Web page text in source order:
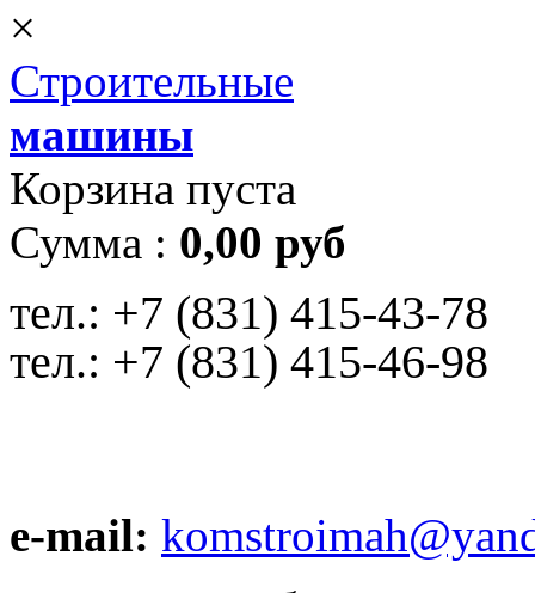
×
Строительные
машины
Корзина пуста
Сумма : 0,00 руб
тел.: +7 (831) 415-43-78
тел.: +7 (831) 415-46-98
e-mail: